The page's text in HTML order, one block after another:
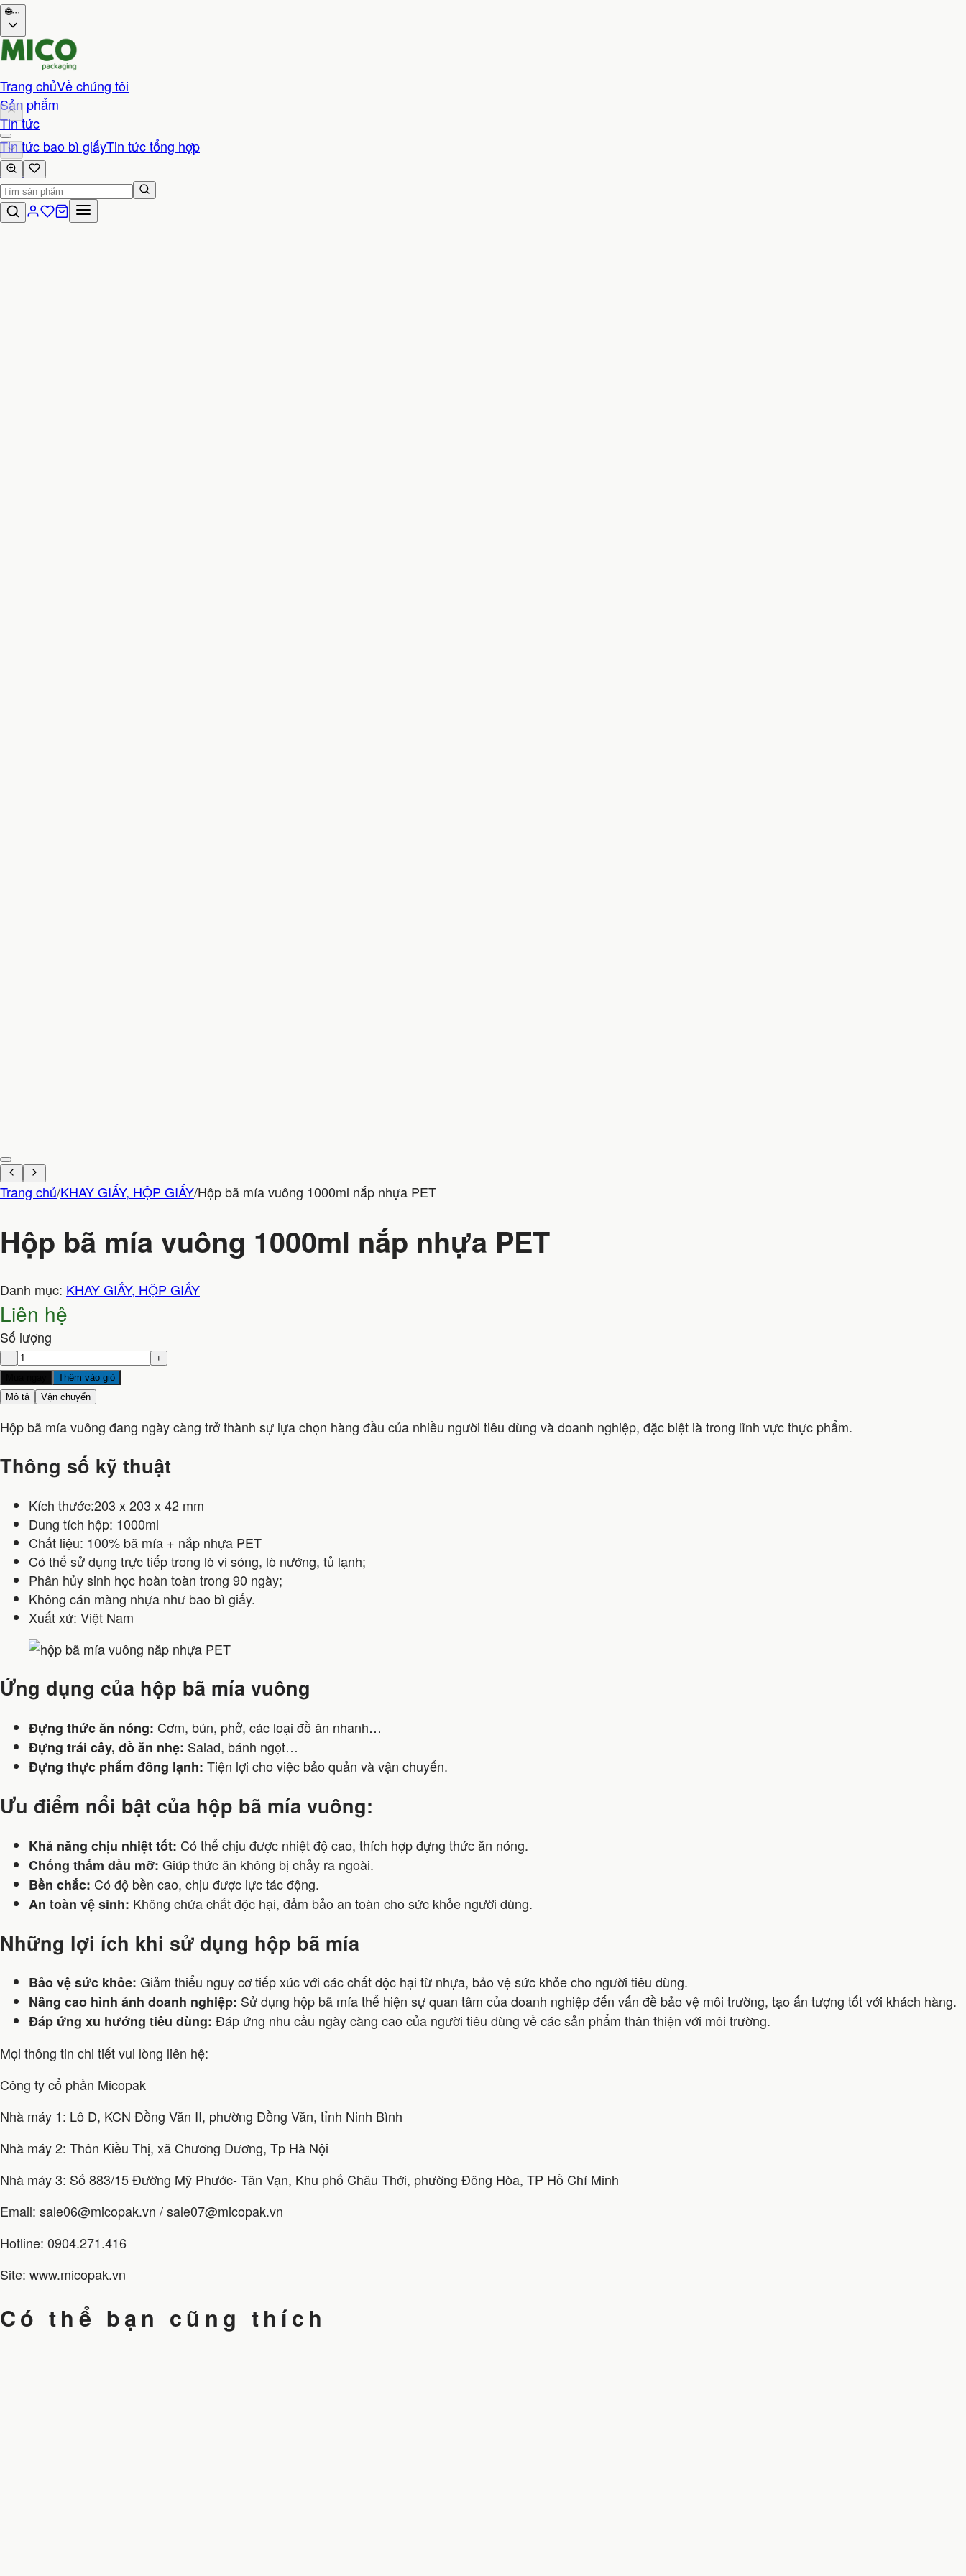
🌐···
Trang chủVề chúng tôi
Sản phẩm
Tin tức
Tin tức bao bì giấyTin tức tổng hợp
Liên hệ
Trang chủ/KHAY GIẤY, HỘP GIẤY/Hộp bã mía vuông 1000ml nắp nhựa PET
Hộp bã mía vuông 1000ml nắp nhựa PET
Danh mục: KHAY GIẤY, HỘP GIẤY
Liên hệ
Số lượng
−
+
Thêm vào giỏ
Mô tả
Vận chuyển
Hộp bã mía vuông đang ngày càng trở thành sự lựa chọn hàng đầu của nhiều người tiêu dùng và doanh nghiệp, đặc biệt là trong lĩnh vực thực phẩm.
Thông số kỹ thuật
Kích thước:203 x 203 x 42 mm
Dung tích hộp: 1000ml
Chất liệu: 100% bã mía + nắp nhựa PET
Có thể sử dụng trực tiếp trong lò vi sóng, lò nướng, tủ lạnh;
Phân hủy sinh học hoàn toàn trong 90 ngày;
Không cán màng nhựa như bao bì giấy.
Xuất xứ: Việt Nam
Ứng dụng của hộp bã mía vuông
Đựng thức ăn nóng: Cơm, bún, phở, các loại đồ ăn nhanh…
Đựng trái cây, đồ ăn nhẹ: Salad, bánh ngọt…
Đựng thực phẩm đông lạnh: Tiện lợi cho việc bảo quản và vận chuyển.
Ưu điểm nổi bật của hộp bã mía vuông:
Khả năng chịu nhiệt tốt: Có thể chịu được nhiệt độ cao, thích hợp đựng thức ăn nóng.
Chống thấm dầu mỡ: Giúp thức ăn không bị chảy ra ngoài.
Bền chắc: Có độ bền cao, chịu được lực tác động.
An toàn vệ sinh: Không chứa chất độc hại, đảm bảo an toàn cho sức khỏe người dùng.
Những lợi ích khi sử dụng hộp bã mía
Bảo vệ sức khỏe: Giảm thiểu nguy cơ tiếp xúc với các chất độc hại từ nhựa, bảo vệ sức khỏe cho người tiêu dùng.
Nâng cao hình ảnh doanh nghiệp: Sử dụng hộp bã mía thể hiện sự quan tâm của doanh nghiệp đến vấn đề bảo vệ môi trường, tạo ấn tượng tốt với khách hàng.
Đáp ứng xu hướng tiêu dùng: Đáp ứng nhu cầu ngày càng cao của người tiêu dùng về các sản phẩm thân thiện với môi trường.
Mọi thông tin chi tiết vui lòng liên hệ:
Công ty cổ phần Micopak
Nhà máy 1: Lô D, KCN Đồng Văn II, phường Đồng Văn, tỉnh Ninh Bình
Nhà máy 2: Thôn Kiều Thị, xã Chương Dương, Tp Hà Nội
Nhà máy 3: Số 883/15 Đường Mỹ Phước- Tân Vạn, Khu phố Châu Thới, phường Đông Hòa, TP Hồ Chí Minh
Email: sale06@micopak.vn / sale07@micopak.vn
Hotline: 0904.271.416
Site: www.micopak.vn
Có thể bạn cũng thích